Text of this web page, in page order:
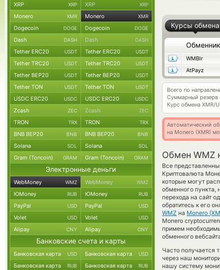
Курсы обмена
Обменник
WMBlr
AtPayz
Всего по
Суммарный резерв
Курс обмена XMR/
Автоматический
на Monero (XMR)
Обмен WMZ
Все
Криптовалюта
которые могут
обменного пункта,
перехода на сайт
обратитесь к его
WMZ на Monero
Monero
примем
обменного
Часто получается
через наш
нашу систему
XRP XRP XRP XRP
Monero XMR Monero XMR
Dogecoin DOGE Dogecoin DOGE
Dash DASH Dash DASH
Tether ERC20 USDT Tether ERC20 USDT
Tether TRC20 USDT Tether TRC20 USDT
Tether BEP20 USDT Tether BEP20 USDT
Tether TON USDT Tether TON USDT
USDC ERC20 USDC USDC ERC20 USDC
Zcash ZEC Zcash ZEC
TRON TRX TRON TRX
BNB BEP20 BNB BNB BEP20 BNB
Solana SOL Solana SOL
Gram (Toncoin) GRAM Gram (Toncoin) GRAM
Электронные деньги
WebMoney WMZ WebMoney WMZ
ЮMoney RUB ЮMoney RUB
PayPal USD PayPal USD
Volet USD Volet USD
Alipay CNY Alipay CNY
Банковские счета и карты
Банковская карта USD Банковская карта USD
Банковская карта RUB Банковская карта RUB